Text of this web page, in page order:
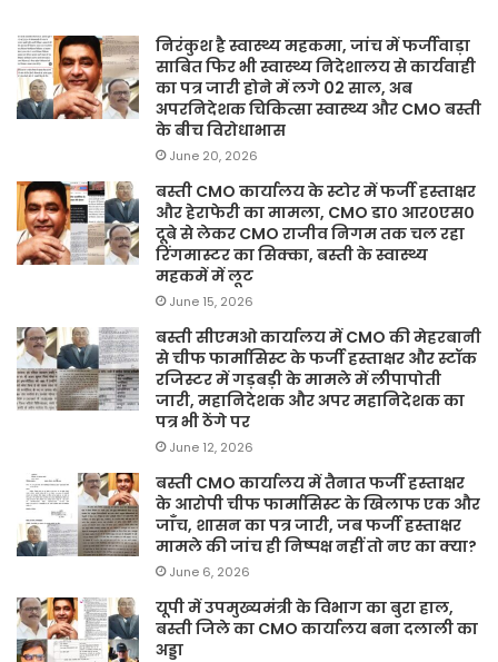
निरंकुश है स्वास्थ्य महकमा, जांच में फर्जीवाड़ा
साबित फिर भी स्वास्थ्य निदेशालय से कार्यवाही
का पत्र जारी होने में लगे 02 साल, अब
अपरनिदेशक चिकित्सा स्वास्थ्य और CMO बस्ती
के बीच विरोधाभास
June 20, 2026
बस्ती CMO कार्यालय के स्टोर में फर्जी हस्ताक्षर
और हेराफेरी का मामला, CMO डा० आर०एस०
दूबे से लेकर CMO राजीव निगम तक चल रहा
रिंगमास्टर का सिक्का, बस्ती के स्वास्थ्य
महकमें में लूट
June 15, 2026
बस्ती सीएमओ कार्यालय में CMO की मेहरबानी
से चीफ फार्मासिस्ट के फर्जी हस्ताक्षर और स्टॉक
रजिस्टर में गड़बड़ी के मामले में लीपापोती
जारी, महानिदेशक और अपर महानिदेशक का
पत्र भी ठेंगे पर
June 12, 2026
बस्ती CMO कार्यालय में तैनात फर्जी हस्ताक्षर
के आरोपी चीफ फार्मासिस्ट के खिलाफ एक और
जाँच, शासन का पत्र जारी, जब फर्जी हस्ताक्षर
मामले की जांच ही निष्पक्ष नहीं तो नए का क्या?
June 6, 2026
यूपी में उपमुख्यमंत्री के विभाग का बुरा हाल,
बस्ती जिले का CMO कार्यालय बना दलाली का
अड्डा